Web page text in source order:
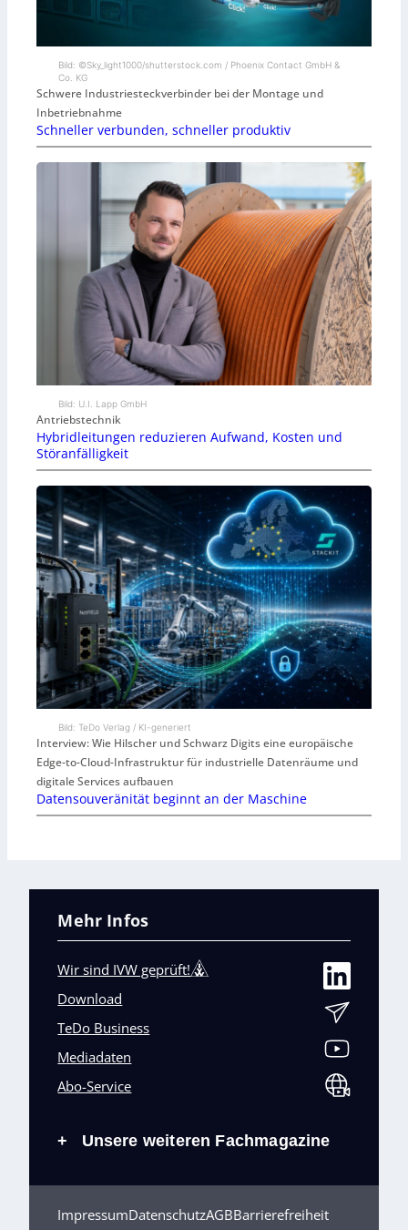
Bild: ©Sky_light1000/shutterstock.com / Phoenix Contact GmbH &
Co. KG
Schwere Industriesteckverbinder bei der Montage und
Inbetriebnahme
Schneller verbunden, schneller produktiv
Bild: U.I. Lapp GmbH
Antriebstechnik
Hybridleitungen reduzieren Aufwand, Kosten und
Störanfälligkeit
Bild: TeDo Verlag / KI-generiert
Interview: Wie Hilscher und Schwarz Digits eine europäische
Edge-to-Cloud-Infrastruktur für industrielle Datenräume und
digitale Services aufbauen
Datensouveränität beginnt an der Maschine
Mehr Infos
Wir sind IVW geprüft!
Download
TeDo Business
Mediadaten
Abo-Service
+ Unsere weiteren Fachmagazine
ImpressumDatenschutzAGBBarrierefreiheit